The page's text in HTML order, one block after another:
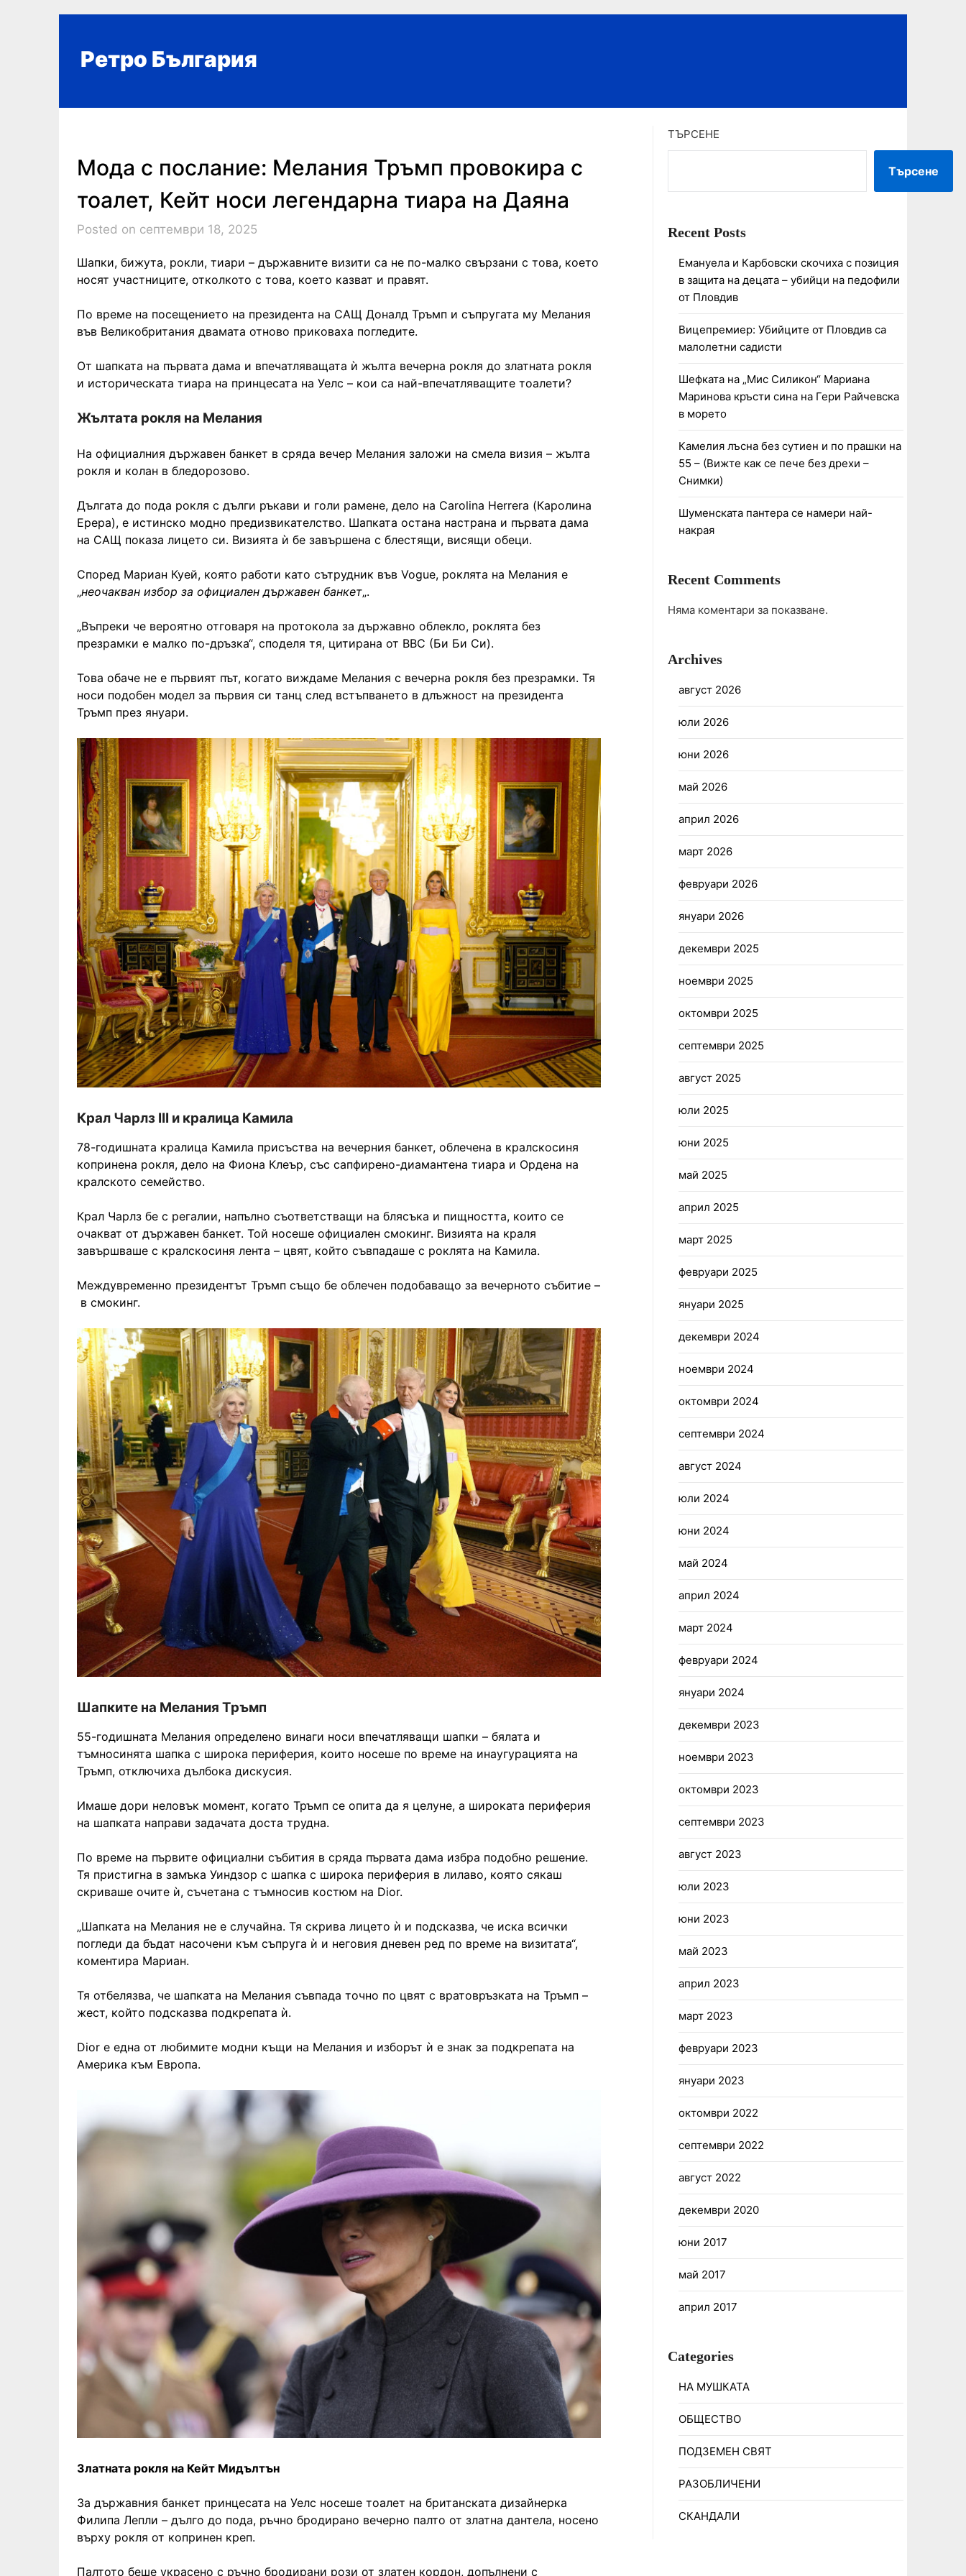
Ретро България
Мода с послание: Мелания Тръмп провокира с
тоалет, Кейт носи легендарна тиара на Даяна
Posted on септември 18, 2025
Шапки, бижута, рокли, тиари – държавните визити са не по-малко свързани с това, което
носят участниците, отколкото с това, което казват и правят.
По време на посещението на президента на САЩ Доналд Тръмп и съпругата му Мелания
във Великобритания двамата отново приковаха погледите.
От шапката на първата дама и впечатляващата ѝ жълта вечерна рокля до златната рокля
и историческата тиара на принцесата на Уелс – кои са най-впечатляващите тоалети?
Жълтата рокля на Мелания
На официалния държавен банкет в сряда вечер Мелания заложи на смела визия – жълта
рокля и колан в бледорозово.
Дългата до пода рокля с дълги ръкави и голи рамене, дело на Carolina Herrera (Каролина
Ерера), е истинско модно предизвикателство. Шапката остана настрана и първата дама
на САЩ показа лицето си. Визията ѝ бе завършена с блестящи, висящи обеци.
Според Мариан Куей, която работи като сътрудник във Vogue, роклята на Мелания е
„неочакван избор за официален държавен банкет„.
„Въпреки че вероятно отговаря на протокола за държавно облекло, роклята без
презрамки е малко по-дръзка“, споделя тя, цитирана от BBC (Би Би Си).
Това обаче не е първият път, когато виждаме Мелания с вечерна рокля без презрамки. Тя
носи подобен модел за първия си танц след встъпването в длъжност на президента
Тръмп през януари.
Крал Чарлз III и кралица Камила
78-годишната кралица Камила присъства на вечерния банкет, облечена в кралскосиня
копринена рокля, дело на Фиона Клеър, със сапфирено-диамантена тиара и Ордена на
кралското семейство.
Крал Чарлз бе с регалии, напълно съответстващи на блясъка и пищността, които се
очакват от държавен банкет. Той носеше официален смокинг. Визията на краля
завършваше с кралскосиня лента – цвят, който съвпадаше с роклята на Камила.
Междувременно президентът Тръмп също бе облечен подобаващо за вечерното събитие –
в смокинг.
Шапките на Мелания Тръмп
55-годишната Мелания определено винаги носи впечатляващи шапки – бялата и
тъмносинята шапка с широка периферия, които носеше по време на инаугурацията на
Тръмп, отключиха дълбока дискусия.
Имаше дори неловък момент, когато Тръмп се опита да я целуне, а широката периферия
на шапката направи задачата доста трудна.
По време на първите официални събития в сряда първата дама избра подобно решение.
Тя пристигна в замъка Уиндзор с шапка с широка периферия в лилаво, която сякаш
скриваше очите ѝ, съчетана с тъмносив костюм на Dior.
„Шапката на Мелания не е случайна. Тя скрива лицето ѝ и подсказва, че иска всички
погледи да бъдат насочени към съпруга ѝ и неговия дневен ред по време на визитата“,
коментира Мариан.
Тя отбелязва, че шапката на Мелания съвпада точно по цвят с вратовръзката на Тръмп –
жест, който подсказва подкрепата ѝ.
Dior е една от любимите модни къщи на Мелания и изборът ѝ е знак за подкрепата на
Америка към Европа.
Златната рокля на Кейт Мидълтън
За държавния банкет принцесата на Уелс носеше тоалет на британската дизайнерка
Филипа Лепли – дълго до пода, ръчно бродирано вечерно палто от златна дантела, носено
върху рокля от копринен креп.
Палтото беше украсено с ръчно бродирани рози от златен кордон, допълнени с
ТЪРСЕНЕ
Търсене
Recent Posts
Емануела и Карбовски скочиха с позиция
в защита на децата – убийци на педофили
от Пловдив
Вицепремиер: Убийците от Пловдив са
малолетни садисти
Шефката на „Мис Силикон“ Мариана
Маринова кръсти сина на Гери Райчевска
в морето
Камелия лъсна без сутиен и по прашки на
55 – (Вижте как се пече без дрехи –
Снимки)
Шуменската пантера се намери най-
накрая
Recent Comments
Няма коментари за показване.
Archives
август 2026
юли 2026
юни 2026
май 2026
април 2026
март 2026
февруари 2026
януари 2026
декември 2025
ноември 2025
октомври 2025
септември 2025
август 2025
юли 2025
юни 2025
май 2025
април 2025
март 2025
февруари 2025
януари 2025
декември 2024
ноември 2024
октомври 2024
септември 2024
август 2024
юли 2024
юни 2024
май 2024
април 2024
март 2024
февруари 2024
януари 2024
декември 2023
ноември 2023
октомври 2023
септември 2023
август 2023
юли 2023
юни 2023
май 2023
април 2023
март 2023
февруари 2023
януари 2023
октомври 2022
септември 2022
август 2022
декември 2020
юни 2017
май 2017
април 2017
Categories
НА МУШКАТА
ОБЩЕСТВО
ПОДЗЕМЕН СВЯТ
РАЗОБЛИЧЕНИ
СКАНДАЛИ